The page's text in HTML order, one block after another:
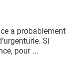
a probablement
Si
pour ...